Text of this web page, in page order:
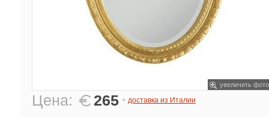
увеличить фото
Цена: 265 + доставка из Италии